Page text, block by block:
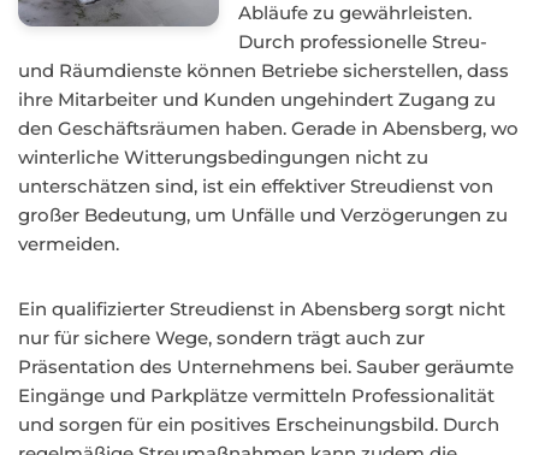
Abläufe zu gewährleisten.
Durch professionelle Streu-
und Räumdienste können Betriebe sicherstellen, dass
ihre Mitarbeiter und Kunden ungehindert Zugang zu
den Geschäftsräumen haben. Gerade in Abensberg, wo
winterliche Witterungsbedingungen nicht zu
unterschätzen sind, ist ein effektiver Streudienst von
großer Bedeutung, um Unfälle und Verzögerungen zu
vermeiden.
Ein qualifizierter Streudienst in Abensberg sorgt nicht
nur für sichere Wege, sondern trägt auch zur
Präsentation des Unternehmens bei. Sauber geräumte
Eingänge und Parkplätze vermitteln Professionalität
und sorgen für ein positives Erscheinungsbild. Durch